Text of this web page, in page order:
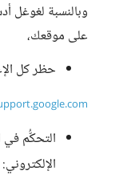
وبالنسبة لغوغل
على موقعك،
حظر كل
...
التحكُّم في
الإلكتروني: